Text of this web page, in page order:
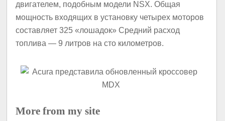
двигателем, подобным модели NSX. Общая
мощность входящих в установку четырех моторов
составляет 325 «лошадок» Средний расход
топлива — 9 литров на сто километров.
More from my site